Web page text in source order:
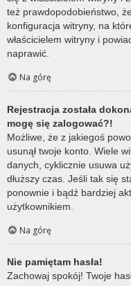
też prawdopodobieństwo,
konfiguracja witryny, na
właścicielem witryny i
naprawić.
Na górę
Rejestracja została
mogę się zalogować?!
Możliwe, że z jakiegoś
usunął twoje konto. Wiele
danych, cyklicznie usuwa
dłuższy czas. Jeśli tak się
ponownie i bądź bardziej
użytkownikiem.
Na górę
Nie pamiętam hasła!
Zachowaj spokój! Twoje